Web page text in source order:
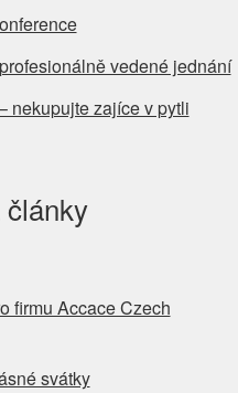
vedené jednání
nekupujte zajíce v pytli
firmu Accace Czech
svátky